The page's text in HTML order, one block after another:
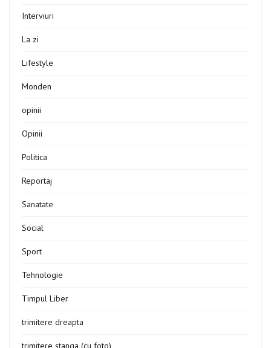
Interviuri
La zi
Lifestyle
Monden
opinii
Opinii
Politica
Reportaj
Sanatate
Social
Sport
Tehnologie
Timpul Liber
trimitere dreapta
trimitere stanga (cu foto)